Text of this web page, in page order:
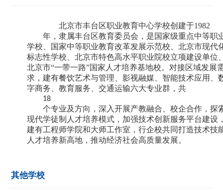
北京市丰台区职业教育中心学校创建于1982
年，隶属丰台区教育委员会，是国家级重点中等职
学校、国家中等职业教育改革发展示范校、北京市现代
标志性学校、北京市特色高水平职业院校立项建设单位
北京市“一带一路”国家人才培养基地校。对接区域发展
求，建有餐饮艺术与管理、影视融媒、智能技术应用、
字商务、教育服务、交通运输六大专业群，共
18
个专业及方向，深入开展产教融合、校企合作，探
现代学徒制人才培养模式，加强技术创新服务平台建设
建有工程师学院和大师工作室，行企校共同打造技术技
人才培养新高地，推动经济社会高质量发展。
其他学校